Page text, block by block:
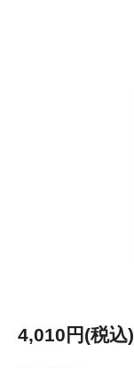
4,010円(税込)